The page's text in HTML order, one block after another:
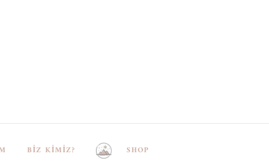
BIZ KIMIZ? SHOP